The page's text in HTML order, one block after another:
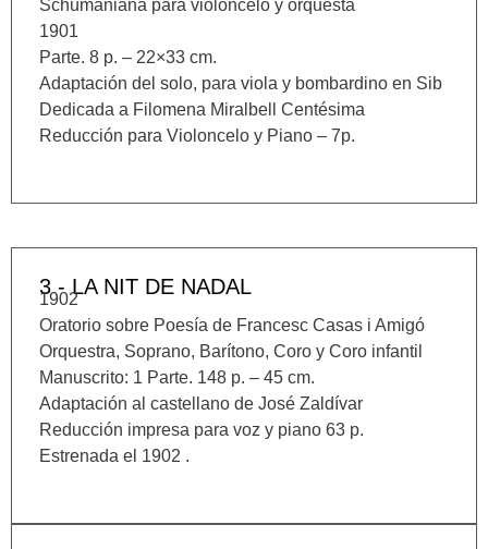
Schumaniana para violoncelo y orquesta
1901
Parte. 8 p. – 22×33 cm.
Adaptación del solo, para viola y bombardino en Sib
Dedicada a Filomena Miralbell Centésima
Reducción para Violoncelo y Piano – 7p.
3 - LA NIT DE NADAL
1902
Oratorio sobre Poesía de Francesc Casas i Amigó
Orquestra, Soprano, Barítono, Coro y Coro infantil
Manuscrito: 1 Parte. 148 p. – 45 cm.
Adaptación al castellano de José Zaldívar
Reducción impresa para voz y piano 63 p.
Estrenada el 1902 .